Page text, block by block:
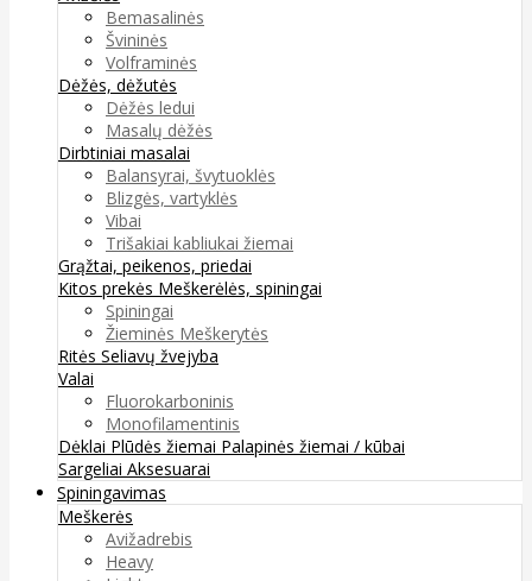
Bemasalinės
Švininės
Volframinės
Dėžės, dėžutės
Dėžės ledui
Masalų dėžės
Dirbtiniai masalai
Balansyrai, švytuoklės
Blizgės, vartyklės
Vibai
Trišakiai kabliukai žiemai
Grąžtai, peikenos, priedai
Kitos prekės Meškerėlės, spiningai
Spiningai
Žieminės Meškerytės
Ritės Seliavų žvejyba
Valai
Fluorokarboninis
Monofilamentinis
Dėklai Plūdės žiemai Palapinės žiemai / kūbai
Sargeliai Aksesuarai
Spiningavimas
Meškerės
Avižadrebis
Heavy